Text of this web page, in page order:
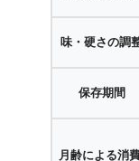
味・硬さの調
保存期間
月齢による消